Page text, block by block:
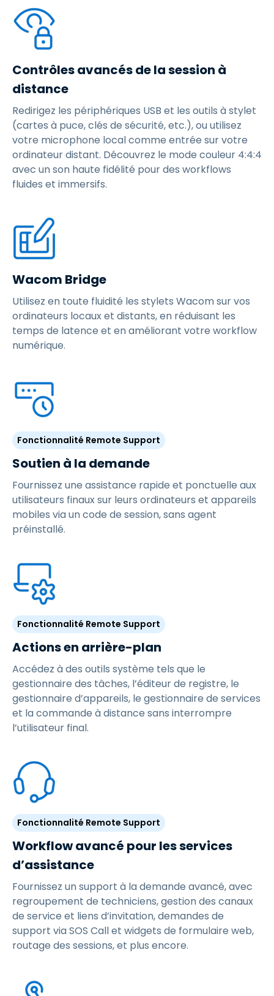
Contrôles avancés de la session à
distance
Redirigez les périphériques USB et les outils à stylet
(cartes à puce, clés de sécurité, etc.), ou utilisez
votre microphone local comme entrée sur votre
ordinateur distant. Découvrez le mode couleur 4:4:4
avec un son haute fidélité pour des workflows
fluides et immersifs.
Wacom Bridge
Utilisez en toute fluidité les stylets Wacom sur vos
ordinateurs locaux et distants, en réduisant les
temps de latence et en améliorant votre workflow
numérique.
Fonctionnalité Remote Support
Soutien à la demande
Fournissez une assistance rapide et ponctuelle aux
utilisateurs finaux sur leurs ordinateurs et appareils
mobiles via un code de session, sans agent
préinstallé.
Fonctionnalité Remote Support
Actions en arrière-plan
Accédez à des outils système tels que le
gestionnaire des tâches, l’éditeur de registre, le
gestionnaire d’appareils, le gestionnaire de services
et la commande à distance sans interrompre
l’utilisateur final.
Fonctionnalité Remote Support
Workflow avancé pour les services
d’assistance
Fournissez un support à la demande avancé, avec
regroupement de techniciens, gestion des canaux
de service et liens d’invitation, demandes de
support via SOS Call et widgets de formulaire web,
routage des sessions, et plus encore.